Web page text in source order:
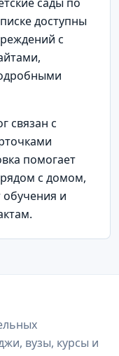
доступны
с
связан с
помогает
с домом,
и
вузы, курсы и